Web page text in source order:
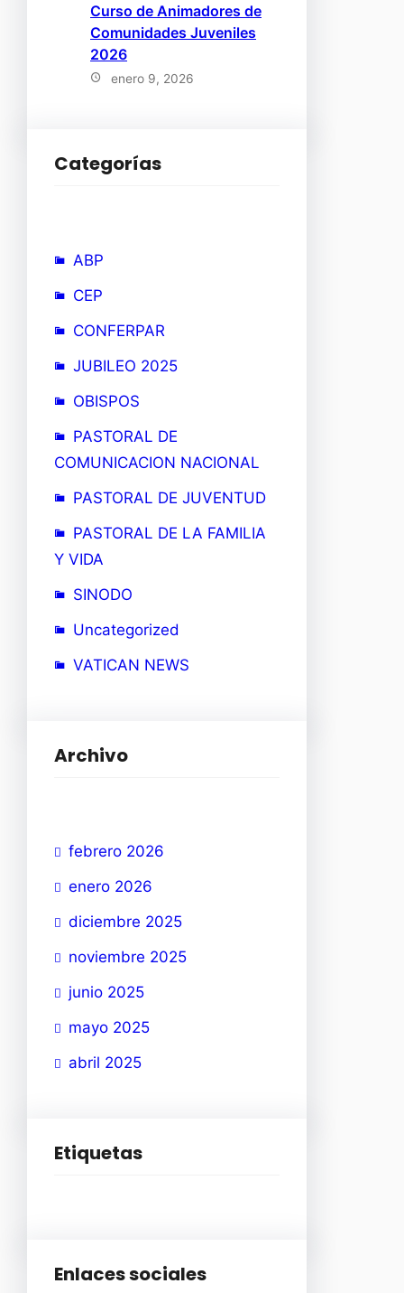
Curso de Animadores de
Comunidades Juveniles
2026
enero 9, 2026
Categorías
ABP
CEP
CONFERPAR
JUBILEO 2025
OBISPOS
PASTORAL DE
COMUNICACION NACIONAL
PASTORAL DE JUVENTUD
PASTORAL DE LA FAMILIA
Y VIDA
SINODO
Uncategorized
VATICAN NEWS
Archivo
febrero 2026
enero 2026
diciembre 2025
noviembre 2025
junio 2025
mayo 2025
abril 2025
Etiquetas
Enlaces sociales